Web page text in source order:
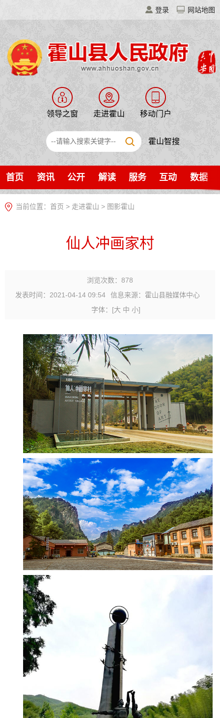
登录 网站地图
领导之窗 走进霍山 移动门户
霍山智搜
首页 资讯 公开 解读 服务 互动 数据
当前位置： 首页 > 走进霍山 > 图影霍山
仙人冲画家村
浏览次数： 878
发表时间：2021-04-14 09:54
信息来源：霍山县融媒体中心
字体： [大 中 小]